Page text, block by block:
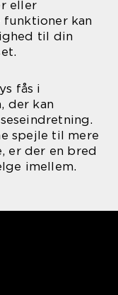
eller
funktioner kan
til din
fås i
der kan
spejle til mere
er der en bred
imellem.